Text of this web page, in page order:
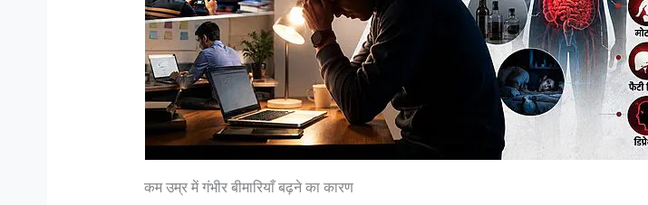
कम उम्र में गंभीर बीमारियाँ बढ़ने का कारण
मैं एक महिला मुस्लिम डॉक्टर भारत जैसे सहिष्णु देश में :
सोफिया रंगवाला : सहिष्णु देश में .. मैं एक मुस्लिम महिला
हूं और पेशे से डॉक्टर हूं। बंगलोर में मेरी एक हाइ एण्ड
लेजर स्किन क्लिनिक है। मेरा परिवार कुवैत में रहता है।
मैं भी कुवैत में पली बढ़ी हूं...
जानिए भारतीय सेना मे पद और उन के पदचिन्हों के बारे
में…
Col K D Pathak (Retd) के अनुसार "एक फ़ौजी का
रैंक कभी भी रिटायर नही होती, यह तो एक ऑफिसर होता
है जो रिटायर होता है"| इस पर आगे बढ़ते हुए Lt Gen P
N Hoon (Retd) कहते है कि "Rank is earned...